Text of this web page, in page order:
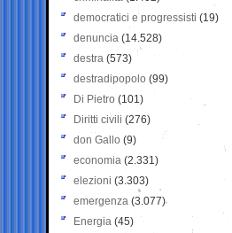
democratici e progressisti (19)
denuncia (14.528)
destra (573)
destradipopolo (99)
Di Pietro (101)
Diritti civili (276)
don Gallo (9)
economia (2.331)
elezioni (3.303)
emergenza (3.077)
Energia (45)